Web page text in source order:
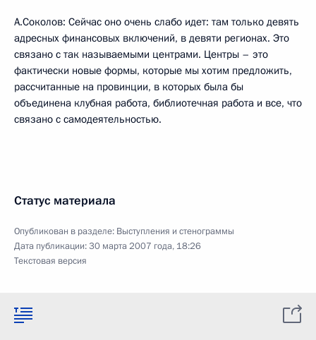
А.Соколов: Сейчас оно очень слабо идет: там только девять
адресных финансовых включений, в девяти регионах. Это
связано с так называемыми центрами. Центры – это
фактически новые формы, которые мы хотим предложить,
рассчитанные на провинции, в которых была бы
объединена клубная работа, библиотечная работа и все, что
связано с самодеятельностью.
Статус материала
Опубликован в разделе: Выступления и стенограммы
Дата публикации:30 марта 2007 года, 18:26
Текстовая версия